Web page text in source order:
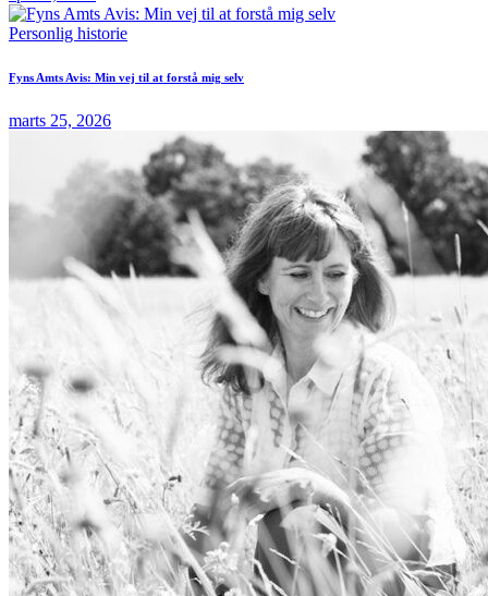
Personlig historie
Fyns Amts Avis: Min vej til at forstå mig selv
marts 25, 2026